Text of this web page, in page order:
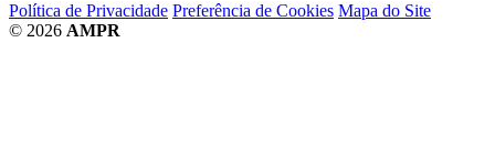
Política de Privacidade Preferência de Cookies Mapa do Site
© 2026 AMPR